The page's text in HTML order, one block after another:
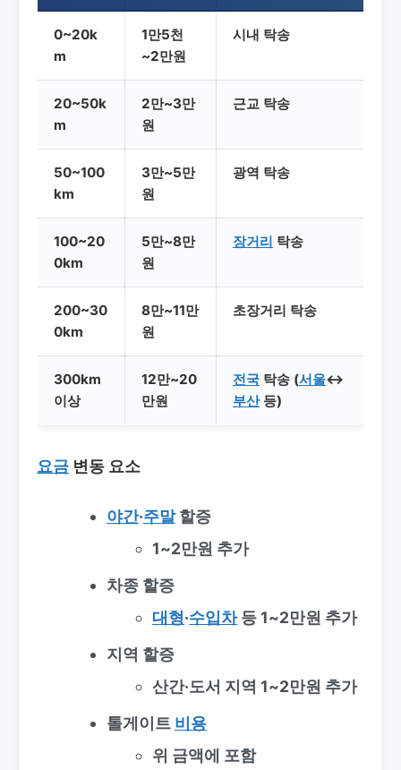
0~20k
m
1만5천
~2만원
시내 탁송
20~50k
m
2만~3만
원
근교 탁송
50~100
km
3만~5만
원
광역 탁송
100~20
0km
5만~8만
원
장거리 탁송
200~30
0km
8만~11만
원
초장거리 탁송
300km
이상
12만~20
만원
전국 탁송 (서울↔
부산등)
요금 변동 요소
야간·주말할증
1~2만원 추가
차종 할증
대형·수입차등 1~2만원 추가
지역 할증
산간·도서 지역 1~2만원 추가
톨게이트 비용
위 금액에 포함